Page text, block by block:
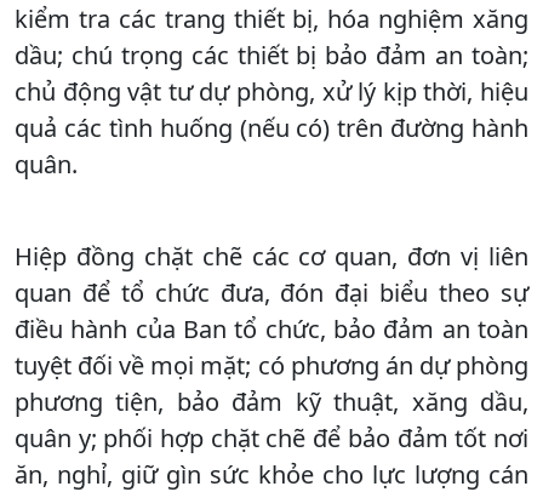
kiểm tra các trang thiết bị, hóa nghiệm xăng
dầu; chú trọng các thiết bị bảo đảm an toàn;
chủ động vật tư dự phòng, xử lý kịp thời, hiệu
quả các tình huống (nếu có) trên đường hành
quân.
Hiệp đồng chặt chẽ các cơ quan, đơn vị liên
quan để tổ chức đưa, đón đại biểu theo sự
điều hành của Ban tổ chức, bảo đảm an toàn
tuyệt đối về mọi mặt; có phương án dự phòng
phương tiện, bảo đảm kỹ thuật, xăng dầu,
quân y; phối hợp chặt chẽ để bảo đảm tốt nơi
ăn, nghỉ, giữ gìn sức khỏe cho lực lượng cán